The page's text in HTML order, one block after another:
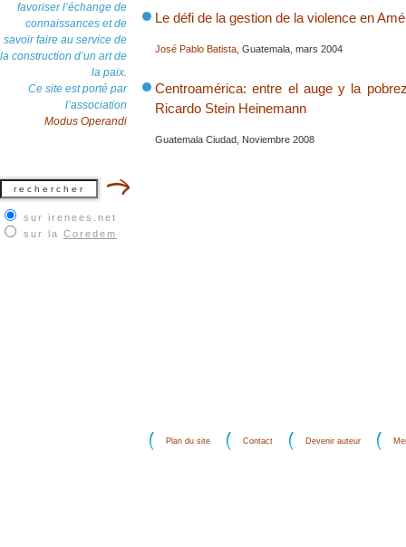
favoriser l’échange de
connaissances et de
savoir faire au service de
la construction d’un art de
la paix.
Ce site est porté par
l’association
Modus Operandi
sur irenees.net
sur la Coredem
Le défi de la gestion de la violence en
José Pablo Batista , Guatemala, mars 2004
Centroamérica: entre el auge y la
Ricardo Stein Heinemann
Guatemala Ciudad, Noviembre 2008
Plan du site Contact Devenir auteur